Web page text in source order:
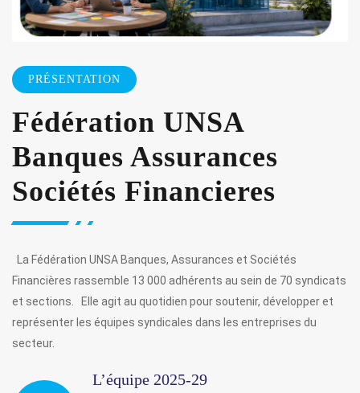
PRÉSENTATION
Fédération UNSA
Banques Assurances
Sociétés Financieres
La Fédération UNSA Banques, Assurances et Sociétés
Financières rassemble 13 000 adhérents au sein de 70 syndicats
et sections. Elle agit au quotidien pour soutenir, développer et
représenter les équipes syndicales dans les entreprises du
secteur.
L’équipe 2025-29